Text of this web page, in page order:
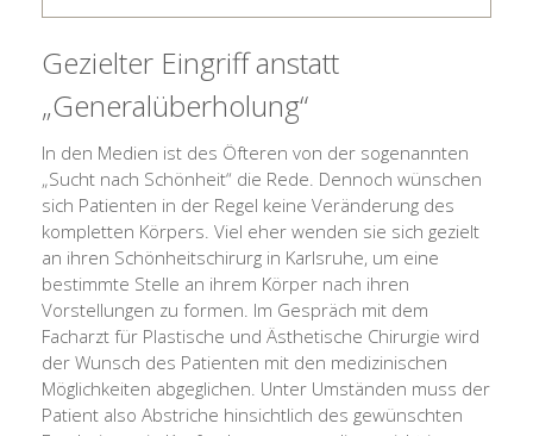
Gezielter Eingriff anstatt
„Generalüberholung“
In den Medien ist des Öfteren von der sogenannten
„Sucht nach Schönheit“ die Rede. Dennoch wünschen
sich Patienten in der Regel keine Veränderung des
kompletten Körpers. Viel eher wenden sie sich gezielt
an ihren Schönheitschirurg in Karlsruhe, um eine
bestimmte Stelle an ihrem Körper nach ihren
Vorstellungen zu formen. Im Gespräch mit dem
Facharzt für Plastische und Ästhetische Chirurgie wird
der Wunsch des Patienten mit den medizinischen
Möglichkeiten abgeglichen. Unter Umständen muss der
Patient also Abstriche hinsichtlich des gewünschten